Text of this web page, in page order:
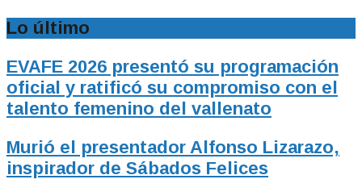
Lo último
EVAFE 2026 presentó su programación
oficial y ratificó su compromiso con el
talento femenino del vallenato
Murió el presentador Alfonso Lizarazo,
inspirador de Sábados Felices